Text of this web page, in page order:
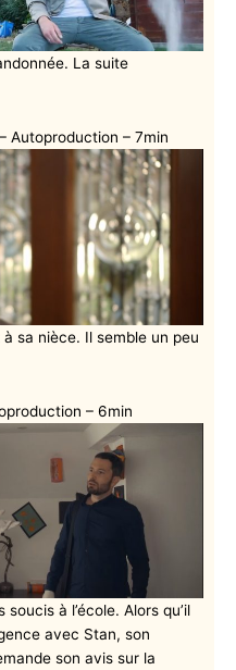
La suite
Autoproduction – 7min
sa nièce. Il semble un peu
– 6min
à l’école. Alors qu’il
avec Stan, son
son avis sur la